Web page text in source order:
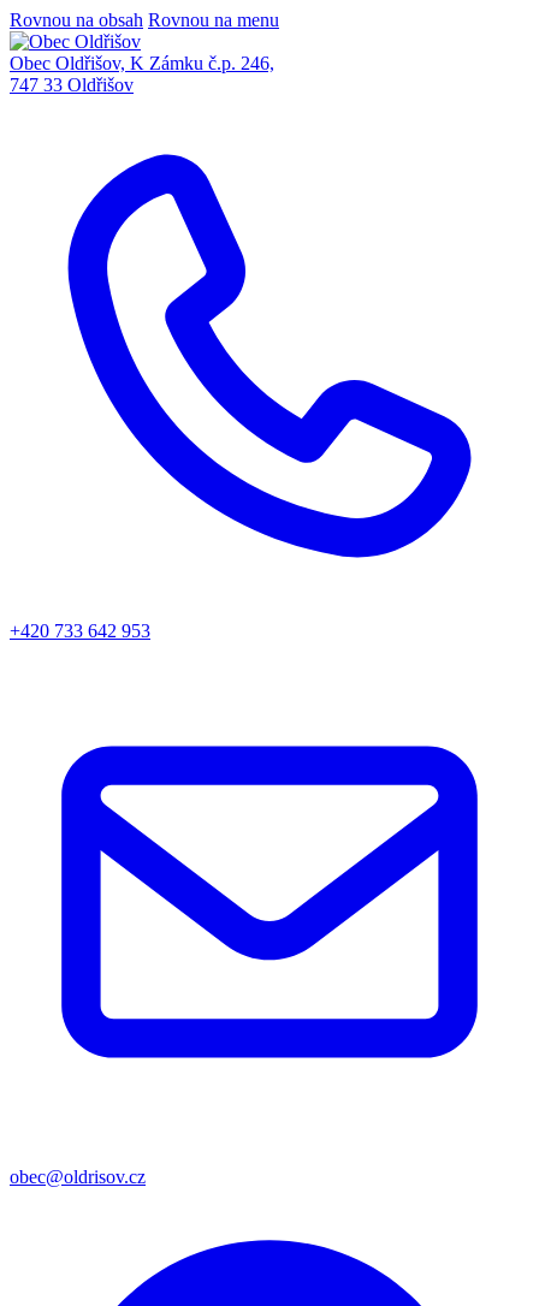
Rovnou na obsah Rovnou na menu
Obec Oldřišov, K Zámku č.p. 246,
747 33 Oldřišov
+420 733 642 953
obec@oldrisov.cz